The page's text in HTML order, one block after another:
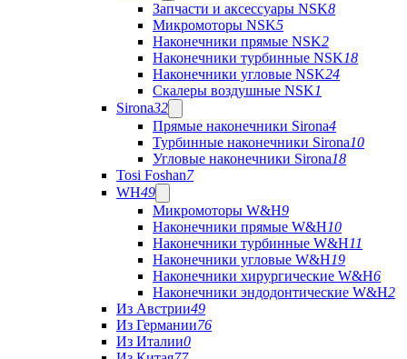
Запчасти и аксессуары NSK8
Микромоторы NSK5
Наконечники прямые NSK2
Наконечники турбинные NSK18
Наконечники угловые NSK24
Скалеры воздушные NSK1
Sirona32
Прямые наконечники Sirona4
Турбинные наконечники Sirona10
Угловые наконечники Sirona18
Tosi Foshan7
WH49
Микромоторы W&H9
Наконечники прямые W&H10
Наконечники турбинные W&H11
Наконечники угловые W&H19
Наконечники хирургические W&H6
Наконечники эндодонтические W&H2
Из Австрии49
Из Германии76
Из Италии0